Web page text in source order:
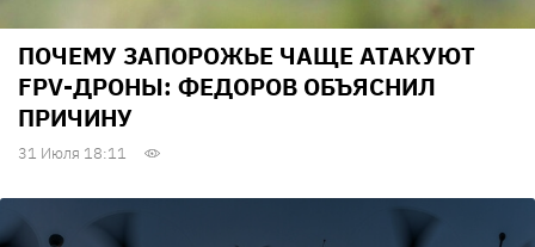
ПОЧЕМУ ЗАПОРОЖЬЕ ЧАЩЕ АТАКУЮТ
FPV-ДРОНЫ: ФЕДОРОВ ОБЪЯСНИЛ
ПРИЧИНУ
31 Июля 18:11